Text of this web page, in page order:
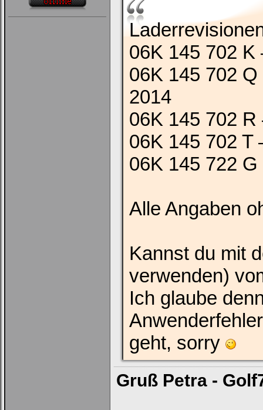
06K 145 702 K
06K 145 702
2014
06K 145 702
06K 145 702 T
06K 145 722
Alle Angaben
Kannst du mit
verwenden)
Ich glaube
geht, sorry
Gruß Petra -